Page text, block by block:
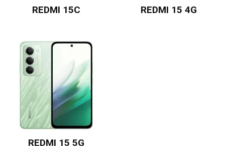
REDMI 15C REDMI 15 4G
REDMI 15 5G